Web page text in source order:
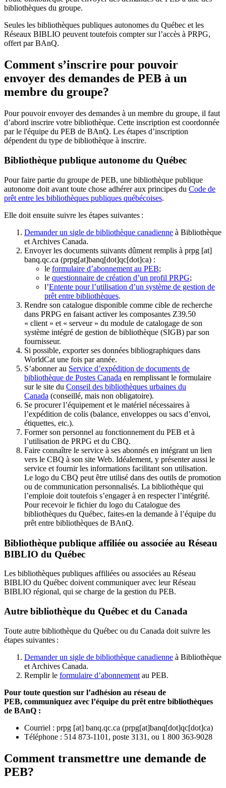
bibliothèques du groupe.
Seules les bibliothèques publiques autonomes du Québec et les
Réseaux BIBLIO peuvent toutefois compter sur l’accès à PRPG,
offert par BAnQ.
Comment s’inscrire pour pouvoir
envoyer des demandes de PEB à un
membre du groupe?
Pour pouvoir envoyer des demandes à un membre du groupe, il faut
d’abord inscrire votre bibliothèque. Cette inscription est coordonnée
par le l'équipe du PEB de BAnQ. Les étapes d’inscription
dépendent du type de bibliothèque à inscrire.
Bibliothèque publique autonome du Québec
Pour faire partie du groupe de PEB, une bibliothèque publique
autonome doit avant toute chose adhérer aux principes du Code de
prêt entre les bibliothèques publiques québécoises.
Elle doit ensuite suivre les étapes suivantes :
Demander un sigle de bibliothèque canadienne à Bibliothèque
et Archives Canada.
Envoyer les documents suivants dûment remplis à prpg [at]
banq.qc.ca (prpg[at]banq[dot]qc[dot]ca) :
le formulaire d’abonnement au PEB;
le questionnaire de création d’un profil PRPG;
l’Entente pour l’utilisation d’un système de gestion de
prêt entre bibliothèques.
Rendre son catalogue disponible comme cible de recherche
dans PRPG en faisant activer les composantes Z39.50
« client » et « serveur » du module de catalogage de son
système intégré de gestion de bibliothèque (SIGB) par son
fournisseur.
Si possible, exporter ses données bibliographiques dans
WorldCat une fois par année.
S’abonner au Service d’expédition de documents de
bibliothèque de Postes Canada en remplissant le formulaire
sur le site du Conseil des bibliothèques urbaines du
Canada (conseillé, mais non obligatoire).
Se procurer l’équipement et le matériel nécessaires à
l’expédition de colis (balance, enveloppes ou sacs d’envoi,
étiquettes, etc.).
Former son personnel au fonctionnement du PEB et à
l’utilisation de PRPG et du CBQ.
Faire connaître le service à ses abonnés en intégrant un lien
vers le CBQ à son site Web. Idéalement, y présenter aussi le
service et fournir les informations facilitant son utilisation.
Le logo du CBQ peut être utilisé dans des outils de promotion
ou de communication personnalisés. La bibliothèque qui
l’emploie doit toutefois s’engager à en respecter l’intégrité.
Pour recevoir le fichier du logo du Catalogue des
bibliothèques du Québec, faites-en la demande à l’équipe du
prêt entre bibliothèques de BAnQ.
Bibliothèque publique affiliée ou associée au Réseau
BIBLIO du Québec
Les bibliothèques publiques affiliées ou associées au Réseau
BIBLIO du Québec doivent communiquer avec leur Réseau
BIBLIO régional, qui se charge de la gestion du PEB.
Autre bibliothèque du Québec et du Canada
Toute autre bibliothèque du Québec ou du Canada doit suivre les
étapes suivantes :
Demander un sigle de bibliothèque canadienne à Bibliothèque
et Archives Canada.
Remplir le formulaire d’abonnement au PEB.
Pour toute question sur l’adhésion au réseau de
PEB, communiquez avec l’équipe du prêt entre bibliothèques
de BAnQ :
Courriel : prpg [at] banq.qc.ca (prpg[at]banq[dot]qc[dot]ca)
Téléphone : 514 873-1101, poste 3131, ou 1 800 363-9028
Comment transmettre une demande de
PEB?